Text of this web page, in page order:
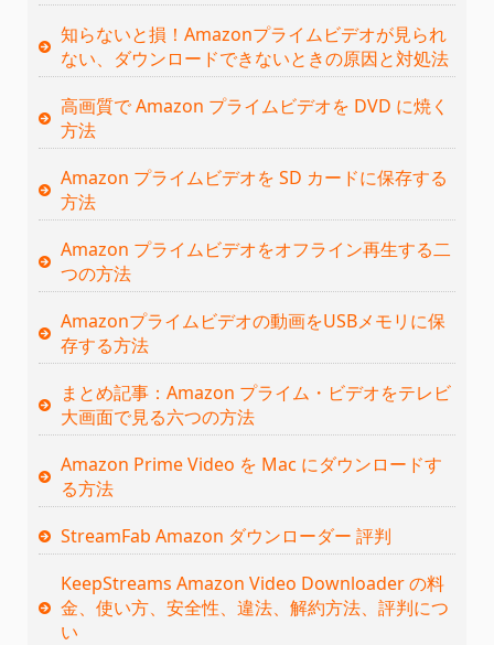
知らないと損！Amazonプライムビデオが見られ
ない、ダウンロードできないときの原因と対処法
高画質で Amazon プライムビデオを DVD に焼く
方法
Amazon プライムビデオを SD カードに保存する
方法
Amazon プライムビデオをオフライン再生する二
つの方法
Amazonプライムビデオの動画をUSBメモリに保
存する方法
まとめ記事：Amazon プライム・ビデオをテレビ
大画面で見る六つの方法
Amazon Prime Video を Mac にダウンロードす
る方法
StreamFab Amazon ダウンローダー 評判
KeepStreams Amazon Video Downloader の料
金、使い方、安全性、違法、解約方法、評判につ
い